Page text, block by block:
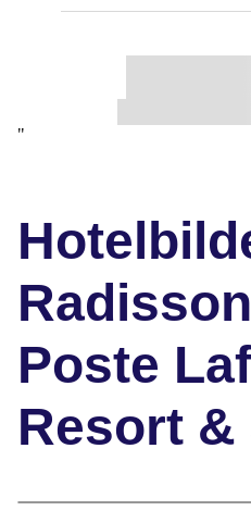
"
Poste
Resort &